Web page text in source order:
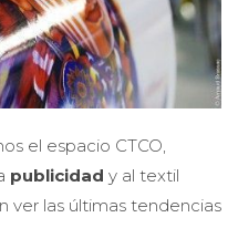
el espacio CTCO,
publicidad y al textil
ver las últimas tendencias